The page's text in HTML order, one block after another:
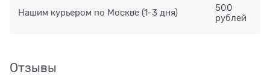
Нашим курьером по Москве (1-3 дня)
500
рублей
Отзывы